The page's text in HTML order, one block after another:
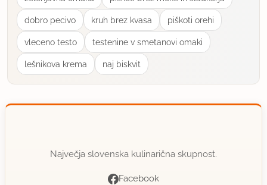
uporabno
SMARTY1
član od 2014 2750 sporočil
8.7.2016 ob 13:35
Katrinči, tvoj komentar je kot referat.
pecivom. Hvala za lepe besede, super komentar,
dobro pecivo kruh brez kvasa piškoti orehi
vleceno testo testenine v smetanovi omaki
lešnikova krema naj biskvit
Največja slovenska kulinarična skupnost.
Facebook